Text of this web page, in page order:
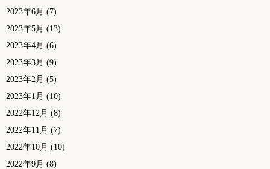
2023年6月 (7)
2023年5月 (13)
2023年4月 (6)
2023年3月 (9)
2023年2月 (5)
2023年1月 (10)
2022年12月 (8)
2022年11月 (7)
2022年10月 (10)
2022年9月 (8)